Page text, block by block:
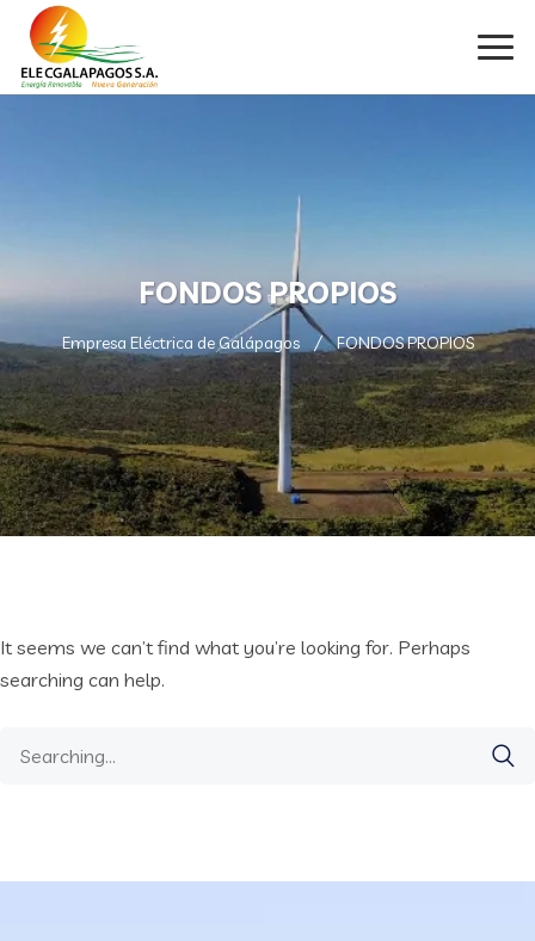
FONDOS PROPIOS
Empresa Eléctrica de Galápagos FONDOS PROPIOS
It seems we can’t find what you’re looking for. Perhaps
searching can help.